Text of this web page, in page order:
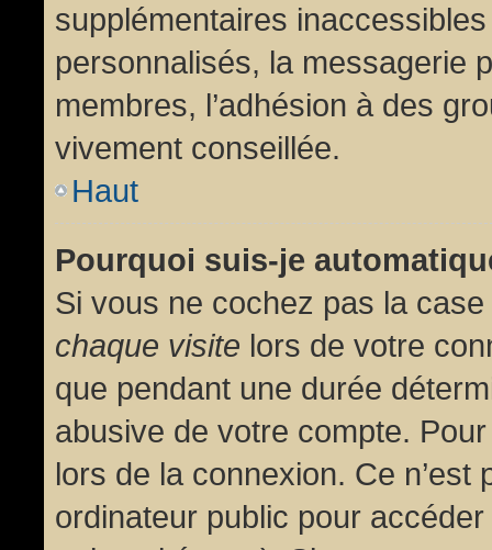
supplémentaires
personnalisés, la messagerie
membres, l’adhésion à des
vivement conseillée.
Haut
Pourquoi suis-je
Si vous ne cochez pas la case
chaque visite lors de votre
que pendant une durée
abusive de votre compte.
lors de la connexion. Ce
ordinateur public pour